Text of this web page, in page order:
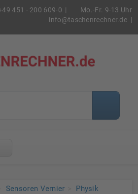
Mo.-Fr. 9-13 Uhr
451 - 200 609-0 |
info@taschenrechner.de |
Sensoren Vernier Physik